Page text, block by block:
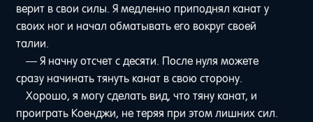
верит в свои силы. Я медленно приподнял канат у
своих ног и начал обматывать его вокруг своей
талии.
— Я начну отсчет с десяти. После нуля можете
сразу начинать тянуть канат в свою сторону.
Хорошо, я могу сделать вид, что тяну канат, и
проиграть Коенджи, не теряя при этом лишних сил.